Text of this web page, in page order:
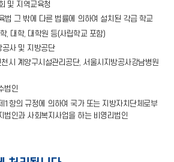
및 지역교육청
법 그 밖에 다른 법률에 의하여 설치된 각급 학교
, 대학, 대학원 등(사립학교 포함)
공사 및 지방공단
시 계양구시설관리공단, 서울시지방공사강남병원
법인
1항의 규정에 의하여 국가 또는 지방자치단체로부
법인과 사회복지사업을 하는 비영리법인